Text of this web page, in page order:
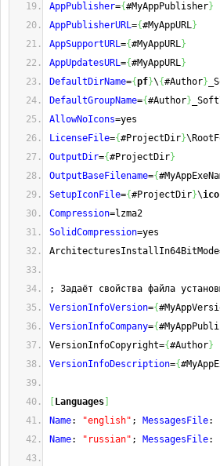
AppPublisher={#MyAppPublisher}
AppPublisherURL={#MyAppURL}
AppSupportURL={#MyAppURL}
AppUpdatesURL={#MyAppURL}
DefaultDirName={pf}\{#Author}
DefaultGroupName={#Author}
AllowNoIcons=yes
LicenseFile={#ProjectDir}
OutputDir={#ProjectDir}
OutputBaseFilename={
SetupIconFile={#ProjectDir}\
Compression=lzma2
SolidCompression=yes
; Задаёт свойства файла
VersionInfoVersion={
VersionInfoCompany={
VersionInfoCopyright={#Author}
VersionInfoDescription={
Languages
Name: "english" ; MessagesFile:
Name: "russian" ; MessagesFile: